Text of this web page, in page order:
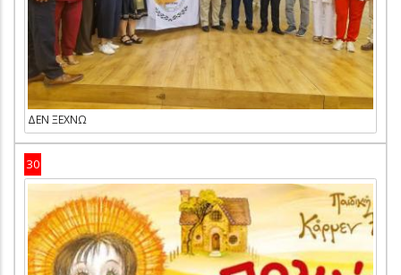
ΔΕΝ ΞΕΧΝΩ
30